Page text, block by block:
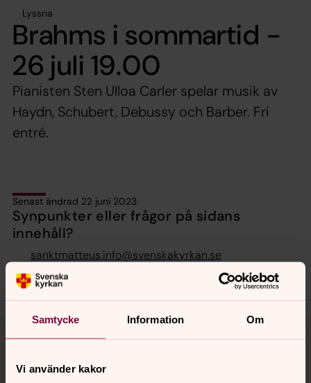
Samtycke Information Om
Vi använder kakor
Lyssna
Brahms i sommartid -
26 juli 19.00
Pianisten Sten Ulloa Carler spelar musik av
Haydn, Schubert, Debussy och Barber. Fri
entré.
Senast ändrad 22 juni 2023
Synpunkter eller frågor på sidans
innehåll?
sanktmatteus.info@svenskakyrkan.se
Dela
Tillbaka till toppen
Tillbaka till innehållet